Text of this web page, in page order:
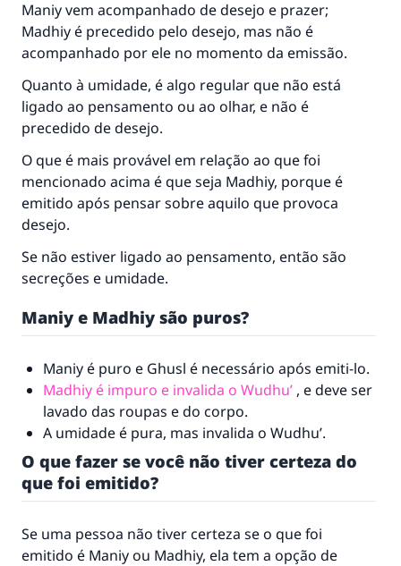
Maniy vem acompanhado de desejo e prazer;
Madhiy é precedido pelo desejo, mas não é
acompanhado por ele no momento da emissão.
Quanto à umidade, é algo regular que não está
ligado ao pensamento ou ao olhar, e não é
precedido de desejo.
O que é mais provável em relação ao que foi
mencionado acima é que seja Madhiy, porque é
emitido após pensar sobre aquilo que provoca
desejo.
Se não estiver ligado ao pensamento, então são
secreções e umidade.
Maniy e Madhiy são puros?
Maniy é puro e Ghusl é necessário após emiti-lo.
Madhiy é impuro e invalida o Wudhu’ , e deve ser
lavado das roupas e do corpo.
A umidade é pura, mas invalida o Wudhu’.
O que fazer se você não tiver certeza do
que foi emitido?
Se uma pessoa não tiver certeza se o que foi
emitido é Maniy ou Madhiy, ela tem a opção de
"Quem quer que incentive outros a fazer o que
é bom receberá a mesma recompensa que
aqueles que o fazem."
(MUSLIM, 1893)
CONTRIBUIR